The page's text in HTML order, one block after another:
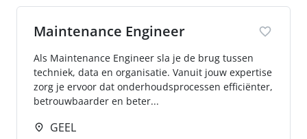
Maintenance Engineer
Als Maintenance Engineer sla je de brug tussen
techniek, data en organisatie. Vanuit jouw expertise
zorg je ervoor dat onderhoudsprocessen efficiënter,
betrouwbaarder en beter...
GEEL